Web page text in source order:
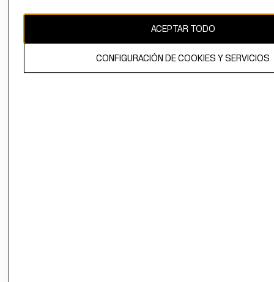
El contenido de esta página web está protegido por copyright y es
propiedad de H&M Hennes & Mauritz AB.
ACEPTAR TODO
CONFIGURACIÓN DE COOKIES Y SERVICIOS